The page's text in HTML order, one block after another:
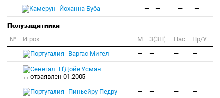
Йоханна Буба — — — —
Полузащитники
№ Игрок M З(ЗП) Пас
Пр/У
Варгас Мигел
— — — —
Н'Дойе Усман
↔ отзаявлен 01.2005
— — — —
Пиньейру Педру — — — —